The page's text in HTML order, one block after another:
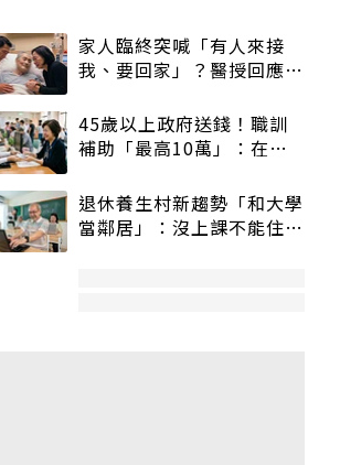
家人臨終突喊「有人來接
我、要回家」？醫授回應方
45歲以上政府送錢！職訓
補助「最高10萬」：在
退休養生村新趨勢「和大學
當鄰居」：沒上課不能住、